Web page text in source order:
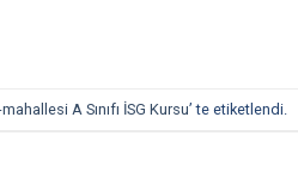
A Sınıfı İSG Kursu’ te etiketlendi.